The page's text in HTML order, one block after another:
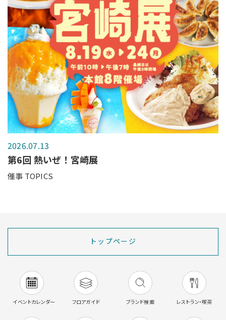
2026.07.13
第6回 熱いぜ！宮崎展
催事 TOPICS
トップページ
イベントカレンダー フロアガイド ブランド検索 レストラン・喫茶